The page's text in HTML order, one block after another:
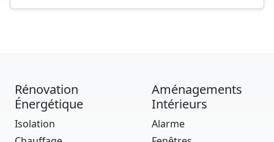
Rénovation
Énergétique
Isolation
Aménagements
Intérieurs
Alarme